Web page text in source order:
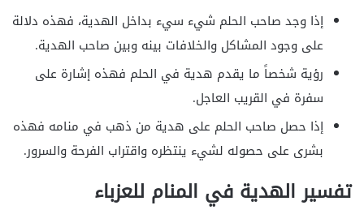
إذا وجد صاحب الحلم شيء سيء بداخل الهدية، فهذه دلالة
على وجود المشاكل والخلافات بينه وبين صاحب الهدية.
رؤية شخصاً ما يقدم هدية في الحلم فهذه إشارة على
سفرة في القريب العاجل.
إذا حصل صاحب الحلم على هدية من ذهب في منامه فهذه
بشرى على حصوله لشيء ينتظره واقتراب الفرحة والسرور.
تفسير الهدية في المنام للعزباء